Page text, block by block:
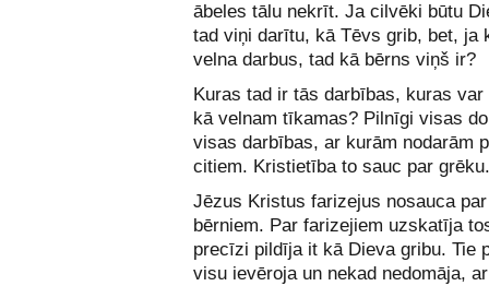
ābeles tālu nekrīt. Ja cilvēki būtu
tad viņi darītu, kā Tēvs grib, bet, ja
velna darbus, tad kā bērns viņš ir?
Kuras tad ir tās darbības, kuras
kā velnam tīkamas? Pilnīgi visas
visas darbības, ar kurām nodarām
citiem. Kristietība to sauc par grēku.
Jēzus Kristus farizejus nosauca
bērniem. Par farizejiem uzskatīja
precīzi pildīja it kā Dieva gribu. Tie
visu ievēroja un nekad nedomāja,